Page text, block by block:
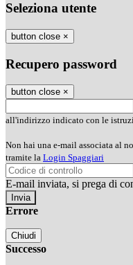
Seleziona utente
button close ×
Recupero password
button close ×
all'indirizzo indicato con le
Non hai una e-mail associata al
tramite la Login Spaggiari
E-mail inviata, si prega di
Errore
Chiudi
Successo